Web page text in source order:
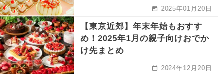
2025年01月20日
【東京近郊】年末年始もおすす
め！2025年1月の親子向けおでか
け先まとめ
2024年12月20日